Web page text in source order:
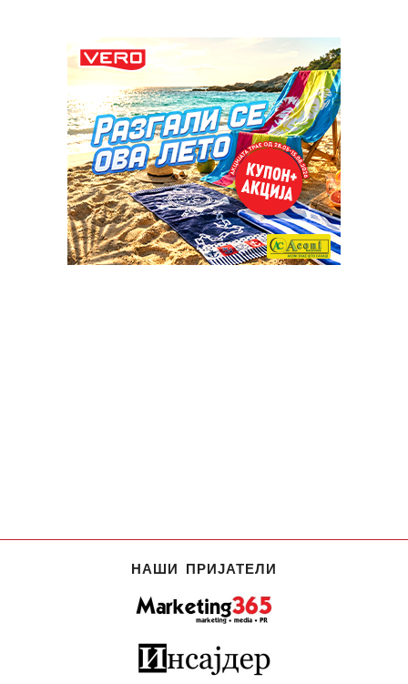
НАШИ ПРИЈАТЕЛИ